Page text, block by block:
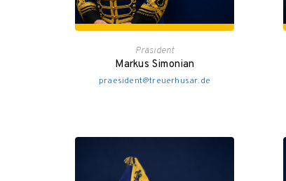
Präsident
Markus Simonian
praesident@treuerhusar.de